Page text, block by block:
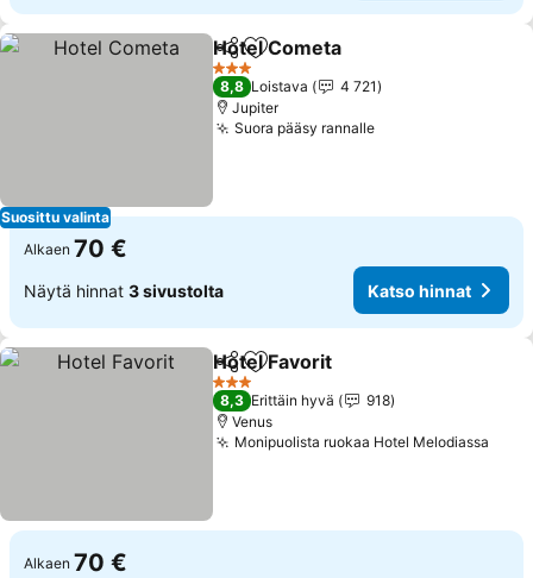
Suosittu valinta
Jaa Lisää suosikkeihin
Hotel Cometa
3 Tähtiluokitus
8,8 Loistava
4 721
Jupiter
Suora pääsy rannalle
Alkaen 70 €
Näytä hinnat 3 sivustolta Katso hinnat
Jaa Lisää suosikkeihin
Hotel Favorit
3 Tähtiluokitus
8,3 Erittäin hyvä
918
Venus
Monipuolista ruokaa Hotel Melodiassa
Alkaen 70 €